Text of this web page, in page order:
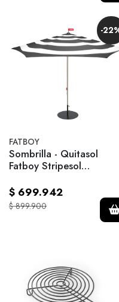
-
FATBOY
Sombrilla - Quitasol
Fatboy Stripesol
$ 699.942
$ 899.900